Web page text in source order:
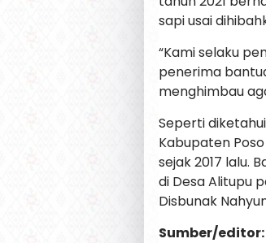
sapi usai
“Kami selaku
penerima
menghimbau
Seperti
Kabupaten
sejak 2017 lalu.
di Desa Alitupu
Disbunak
Sumber/